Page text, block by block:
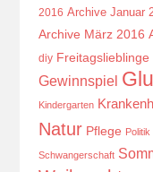
2016 Archive Januar
Archive März 2016
diy Freitagslieblinge
Gewinnspiel
Kindergarten
Natur Pflege Politik
Schwangerschaft